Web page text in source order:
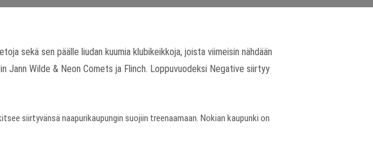
sekä sen päälle liudan kuumia klubikeikkoja, joista viimeisin nähdään
Jann Wilde & Neon Comets ja Flinch. Loppuvuodeksi Negative siirtyy
siirtyvänsä naapurikaupungin suojiin treenaamaan. Nokian kaupunki on